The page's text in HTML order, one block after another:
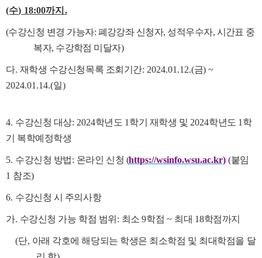
(수) 18:00까지 .
(수강신청 변경 가능자: 폐강강좌 신청자, 성적우수자, 시간표 중
복자, 수강학점 미달자)
다. 재학생 수강신청목록 조회기간: 2024.01.12.(금) ~
2024.01.14.(일)
4. 수강신청 대상: 2024학년도 1 학기 재학생 및 2024학년도 1 학
기 복학예정학생
5. 수강신청 방법: 온라인 신청 (https://wsinfo.wsu.ac.kr) (붙임
1 참조)
6. 수강신청 시 주의사항
가. 수강신청 가능 학점 범위 : 최소9학점~ 최대 18학점까지
(단, 아래 각호에 해당되는 학생은 최소학점 및 최대학점을 달